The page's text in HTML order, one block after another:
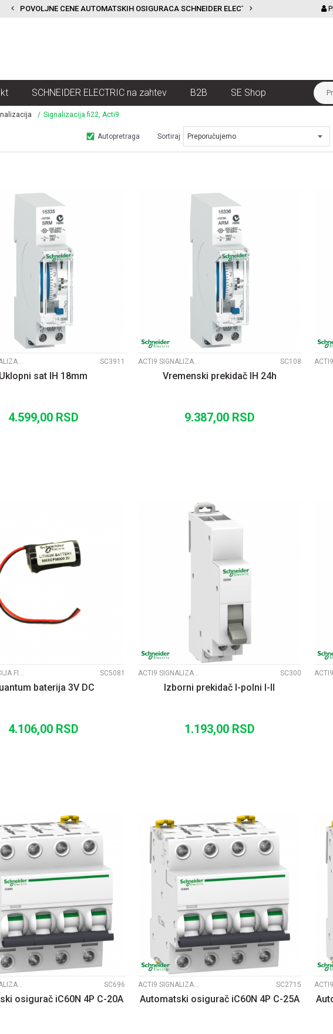
POVOLJNE CENE AUTOMATSKIH OSIGURACA SCHNEIDER ELECTRIC VELIKI IZBOR
SCHNEIDER ELECTRIC na zahtev B2B SE Shop
Signalizacija fi22, Acti9
Autopretraga Sortiraj
UPOREDI
ACTI9 SIGNALIZACIJA SC3911
sat IH 18mm
4.599,00 RSD
UPOREDI
ACTI9 SIGNALIZACIJA SC108
Vremenski prekidač IH 24h
9.387,00 RSD
SIGNALIZACIJA FI22 XB4 SC5081
baterija 3V DC
4.106,00 RSD
UPOREDI
ACTI9 SIGNALIZACIJA SC300
Izborni prekidač I-polni I-II
1.193,00 RSD
ACTI9 SIGNALIZACIJA SC696
osigurač iC60N 4P C-20A
ACTI9 SIGNALIZACIJA SC2715
Automatski osigurač iC60N 4P C-25A